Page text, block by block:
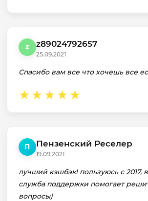
z z89024792657
25.09.2021
Спасибо вам все что хочешь все
П Пензенский Реселер
19.09.2021
лучший кэшбэк! пользуюсь с 2017,
служба поддержки помогает
вопросы)